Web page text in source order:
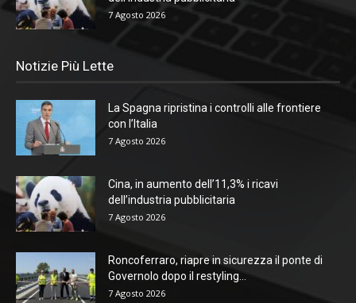
7 Agosto 2026
Notizie Più Lette
La Spagna ripristina i controlli alle frontiere
con l’Italia
7 Agosto 2026
Cina, in aumento dell’11,3% i ricavi
dell’industria pubblicitaria
7 Agosto 2026
Roncoferraro, riapre in sicurezza il ponte di
Governolo dopo il restyling...
7 Agosto 2026